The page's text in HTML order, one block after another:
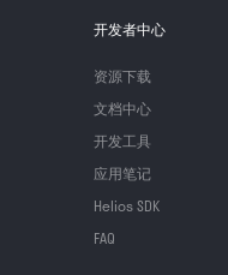
开发者中心
资源下载
文档中心
开发工具
应用笔记
Helios SDK
FAQ